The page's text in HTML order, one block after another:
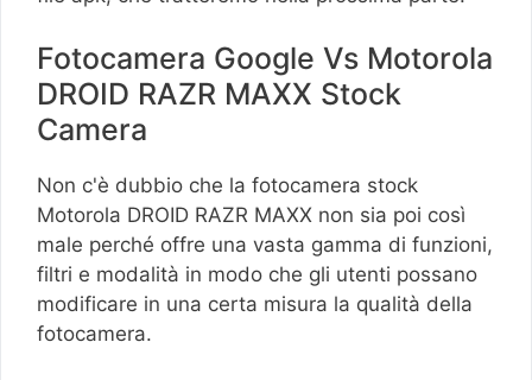
Fotocamera Google Vs Motorola
DROID RAZR MAXX Stock
Camera
Non c'è dubbio che la fotocamera stock
Motorola DROID RAZR MAXX non sia poi così
male perché offre una vasta gamma di funzioni,
filtri e modalità in modo che gli utenti possano
modificare in una certa misura la qualità della
fotocamera.